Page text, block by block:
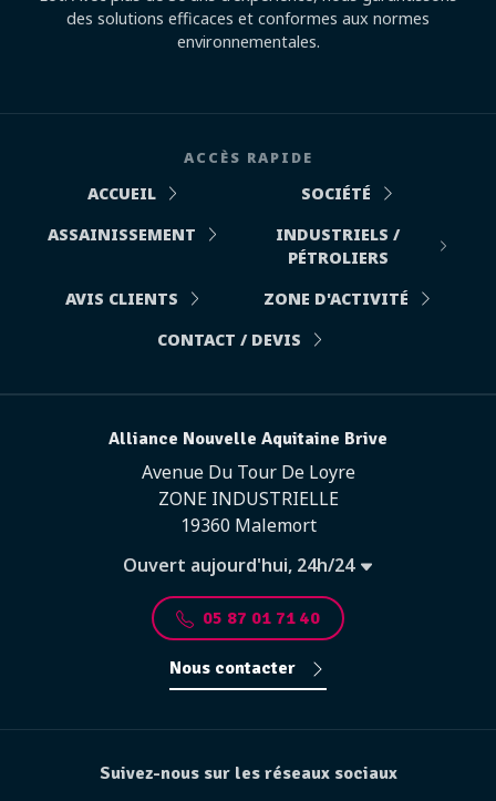
des solutions efficaces et conformes aux normes
environnementales.
ACCÈS RAPIDE
ACCUEIL
SOCIÉTÉ
ASSAINISSEMENT
INDUSTRIELS /
PÉTROLIERS
AVIS CLIENTS
ZONE D'ACTIVITÉ
CONTACT / DEVIS
Alliance Nouvelle Aquitaine Brive
Avenue Du Tour De Loyre
ZONE INDUSTRIELLE
19360 Malemort
Ouvert aujourd'hui, 24h/24
05 87 01 71 40
Nous contacter
Suivez-nous sur les réseaux sociaux